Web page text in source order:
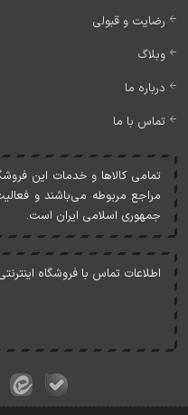
رضایت و قبولی
وبلاگ
درباره ما
تماس با ما
تمامی کالاها و خدمات اين
مراجع مربوطه می‌باشند و
جمهوری اسلامی ايران است.
اطلاعات تماس با فروشگاه